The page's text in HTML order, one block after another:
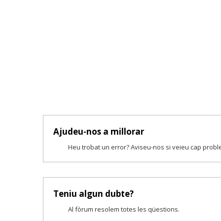
Ajudeu-nos a millorar
Heu trobat un error? Aviseu-nos si veieu cap
Teniu algun dubte?
Al fòrum resolem totes les qüestions.